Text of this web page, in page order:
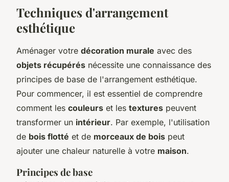
Techniques d'arrangement
esthétique
Aménager votre décoration murale avec des
objets récupérés nécessite une connaissance des
principes de base de l'arrangement esthétique.
Pour commencer, il est essentiel de comprendre
comment les couleurs et les textures peuvent
transformer un intérieur. Par exemple, l'utilisation
de bois flotté et de morceaux de bois peut
ajouter une chaleur naturelle à votre maison.
Principes de base